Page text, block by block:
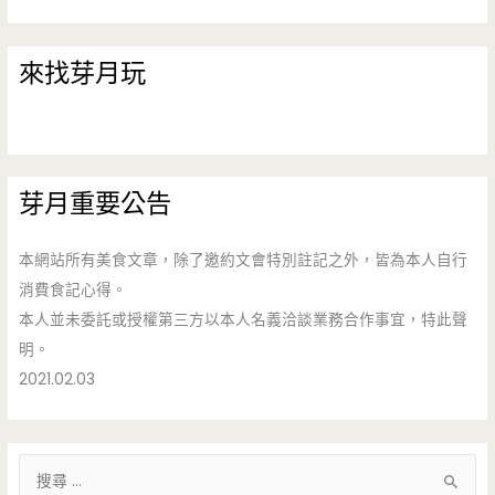
來找芽月玩
芽月重要公告
本網站所有美食文章，除了邀約文會特別註記之外，皆為本人自行
消費食記心得。
本人並未委託或授權第三方以本人名義洽談業務合作事宜，特此聲
明。
2021.02.03